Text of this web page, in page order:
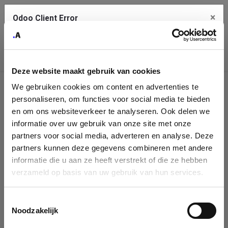
Deze website maakt gebruik van cookies
We gebruiken cookies om content en advertenties te
personaliseren, om functies voor social media te bieden
en om ons websiteverkeer te analyseren. Ook delen we
informatie over uw gebruik van onze site met onze
partners voor social media, adverteren en analyse. Deze
partners kunnen deze gegevens combineren met andere
informatie die u aan ze heeft verstrekt of die ze hebben
verzameld op basis van uw gebruik van hun services.
Noodzakelijk
Company
Identification
Please fill in your company details
You can search a company in our database by name, VAT or
enterprise ID. When a company is selected it will auto-complete the
form. If you don't find your company in our database, you can create
Odoo Client Error ×
service.
See details
Ok